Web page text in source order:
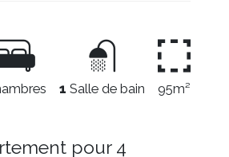
1 Salle de bain 95m²
pour 4